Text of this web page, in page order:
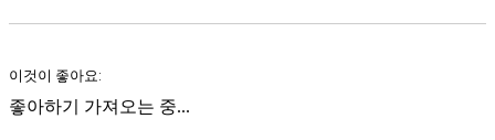
이것이 좋아요:
좋아하기 가져오는 중...